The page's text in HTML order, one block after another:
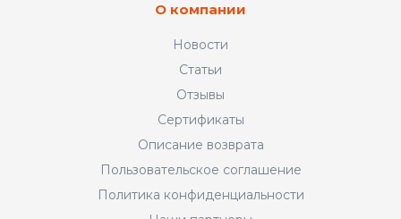
О компании
Новости
Статьи
Отзывы
Сертификаты
Описание возврата
Пользовательское соглашение
Политика конфиденциальности